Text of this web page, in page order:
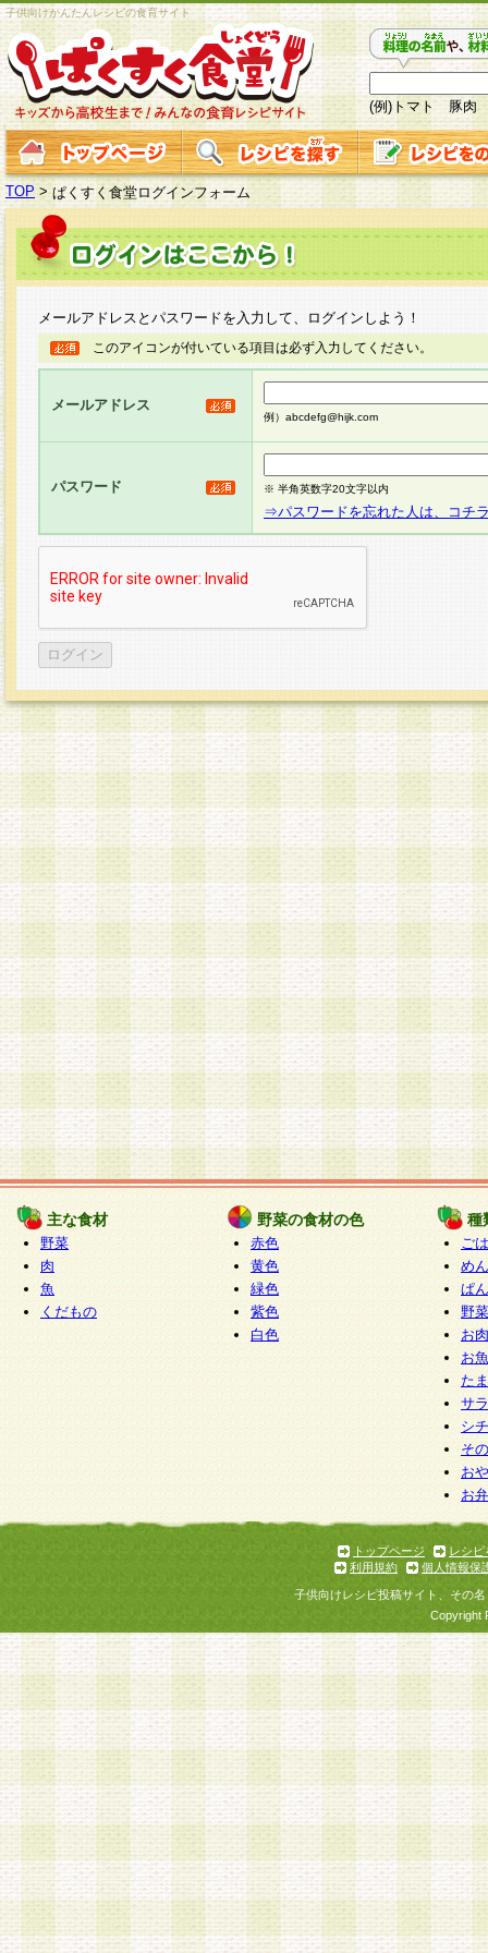
子供向けかんたんレシピの食育サイト
(例)トマト 豚肉
TOP > ぱくすく食堂ログインフォーム
メールアドレスとパスワードを入力して、ログインしよう！
このアイコンが付いている項目は必ず入力してください。
メールアドレス
例）abcdefg@hijk.com
パスワード ※ 半角英数字20文字以内
⇒パスワードを忘れた人は、コチ
主な食材
野菜
肉
魚
くだもの
野菜の食材の色
赤色
黄色
緑色
紫色
白色
種
ご
めん
ぱん
野
お
お
た
サ
シ
そ
お
お
トップページ
レシピ
利用規約
個人情報保
子供向けレシピ投稿サイト、その
Copyright